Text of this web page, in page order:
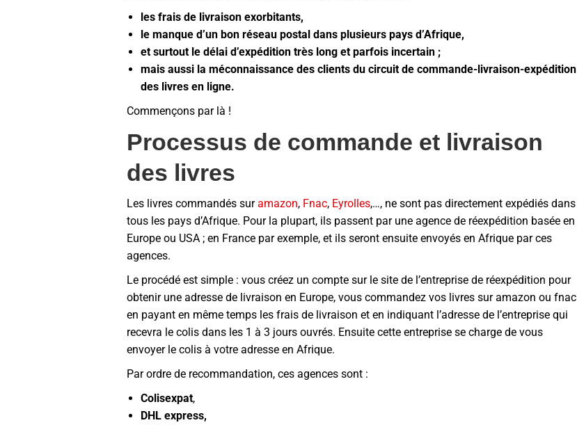
les frais de livraison exorbitants,
le manque d’un bon réseau postal dans plusieurs pays d’Afrique,
et surtout le délai d’expédition très long et parfois incertain ;
mais aussi la méconnaissance des clients du circuit de commande-livraison-expédition
des livres en ligne.
Commençons par là !
Processus de commande et livraison
des livres
Les livres commandés suramazon, Fnac, Eyrolles,…, ne sont pas directement expédiés dans
tous les pays d’Afrique. Pour la plupart, ils passent par une agence de réexpédition basée en
Europe ou USA ; en France par exemple, et ils seront ensuite envoyés en Afrique par ces
agences.
Le procédé est simple : vous créez un compte sur le site de l’entreprise de réexpédition pour
obtenir une adresse de livraison en Europe, vous commandez vos livres sur amazon ou fnac
en payant en même temps les frais de livraison et en indiquant l’adresse de l’entreprise qui
recevra le colis dans les 1 à 3 jours ouvrés. Ensuite cette entreprise se charge de vous
envoyer le colis à votre adresse en Afrique.
Par ordre de recommandation, ces agences sont :
Colisexpat,
DHL express,